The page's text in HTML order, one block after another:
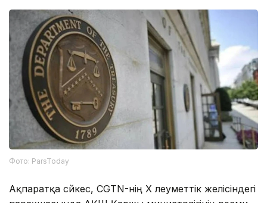
Фото: ParsToday
Ақпаратқа сәйкес, CGTN-нің X әлеуметтік желісіндегі